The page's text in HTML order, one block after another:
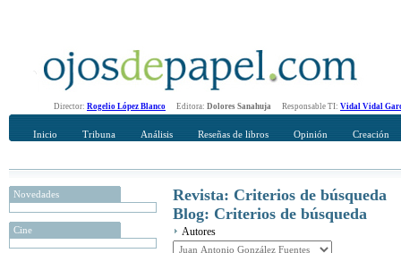
Director: Rogelio López Blanco Editora: Dolores Sanahuja Responsable TI: Vidal Vidal
Inicio Tribuna Análisis Reseñas de libros Opinión Creación
Novedades
Cine
Revista: Criterios de búsqueda
Blog: Criterios de búsqueda
Autores